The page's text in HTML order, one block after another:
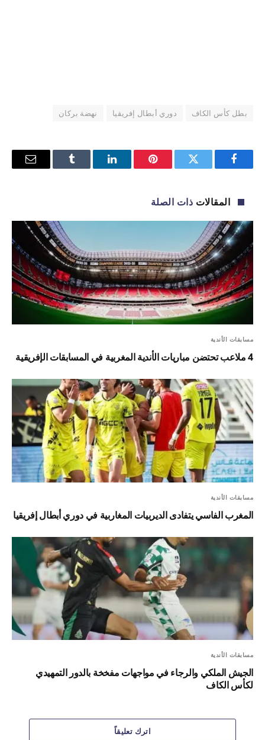
بطل كأس الكاف دوري أبطال إفريقيا نهضة بركان
فيسبوك تويتر بينتيريستلينكدإن Tumblr
البريد
المقالات ذات الصلة
مسابقات الأندية
4 ملاعب تحتضن مباريات الأندية المغربية في المسابقات الإفريقية
مسابقات الأندية
المغرب الفاسي يتفادى الديربيات المغاربية في دوري أبطال إفريقيا
مسابقات الأندية
الجيش الملكي والرجاء في مواجهات مفخخة بالدور التمهيدي
لكأس الكاف
اترك تعليقاً